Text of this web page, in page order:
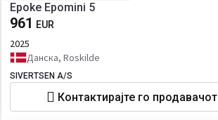
Epoke Epomini 5
961 EUR
2025
Данска, Roskilde
SIVERTSEN A/S
Контактирајте го продавачот